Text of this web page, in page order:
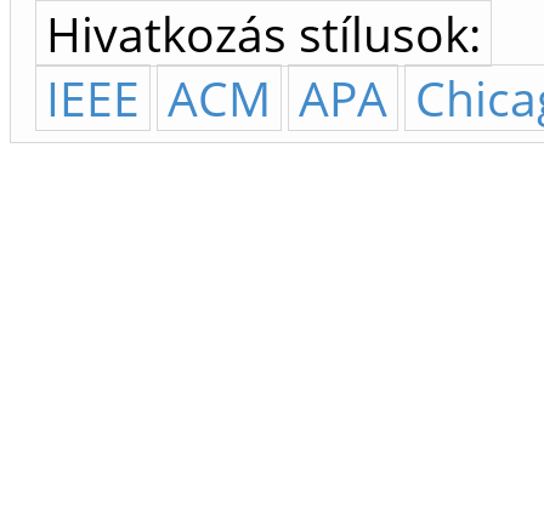
Hivatkozás stílusok:
IEEE ACM APA